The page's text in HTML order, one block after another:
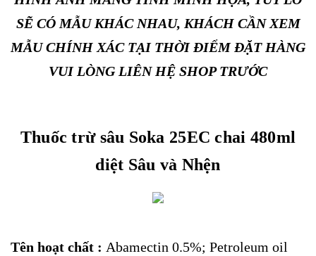
SẼ CÓ MẪU KHÁC NHAU, KHÁCH CẦN XEM
MẪU CHÍNH XÁC TẠI THỜI ĐIỂM ĐẶT HÀNG
VUI LÒNG LIÊN HỆ SHOP TRƯỚC
Thuốc trừ sâu Soka 25EC chai 480ml
diệt Sâu và Nhện
Tên hoạt chất : Abamectin 0.5%; Petroleum oil